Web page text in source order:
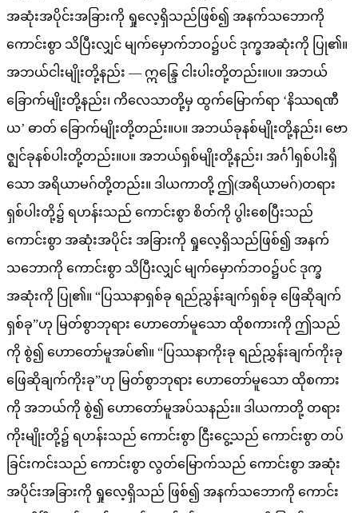
အဆုံးအပိုင်းအခြားကို ရှုလေ့ရှိသည်ဖြစ်၍ အနက်သဘောကို
ကောင်းစွာ သိပြီးလျှင် မျက်မှောက်ဘဝ၌ပင် ဒုက္ခအဆုံးကို ပြု၏။
အဘယ်ငါးမျိုးတို့နည်း — ဣန္ဒြေ ငါးပါးတို့တည်း။ပ။ အဘယ်
ခြောက်မျိုးတို့နည်း၊ ကိလေသာတို့မှ ထွက်မြောက်ရာ ‘နိဿရဏီ
ယ’ ဓာတ် ခြောက်မျိုးတို့တည်း။ပ။ အဘယ်ခုနစ်မျိုးတို့နည်း၊ ဗော
ဇ္ဈင်ခုနစ်ပါးတို့တည်း။ပ။ အဘယ်ရှစ်မျိုးတို့နည်း၊ အင်္ဂါရှစ်ပါးရှိ
သော အရိယာမဂ်တို့တည်း။ ဒါယကာတို့ ဤ(အရိယာမဂ်)တရား
ရှစ်ပါးတို့၌ ရဟန်းသည် ကောင်းစွာ စိတ်ကို ပွါးစေပြီးသည်
ကောင်းစွာ အဆုံးအပိုင်း အခြားကို ရှုလေ့ရှိသည်ဖြစ်၍ အနက်
သဘောကို ကောင်းစွာ သိပြီးလျှင် မျက်မှောက်ဘဝ၌ပင် ဒုက္ခ
အဆုံးကို ပြု၏။ “ပြဿနာရှစ်ခု ရည်ညွှန်းချက်ရှစ်ခု ဖြေဆိုချက်
ရှစ်ခု”ဟု မြတ်စွာဘုရား ဟောတော်မူသော ထိုစကားကို ဤသည်
ကို စွဲ၍ ဟောတော်မူအပ်၏။ “ပြဿနာကိုးခု ရည်ညွှန်းချက်ကိုးခု
ဖြေဆိုချက်ကိုးခု”ဟု မြတ်စွာဘုရား ဟောတော်မူသော ထိုစကား
ကို အဘယ်ကို စွဲ၍ ဟောတော်မူအပ်သနည်း။ ဒါယကာတို့ တရား
ကိုးမျိုးတို့၌ ရဟန်းသည် ကောင်းစွာ ငြီးငွေ့သည် ကောင်းစွာ တပ်
ခြင်းကင်းသည် ကောင်းစွာ လွတ်မြောက်သည် ကောင်းစွာ အဆုံး
အပိုင်းအခြားကို ရှုလေ့ရှိသည် ဖြစ်၍ အနက်သဘောကို ကောင်း